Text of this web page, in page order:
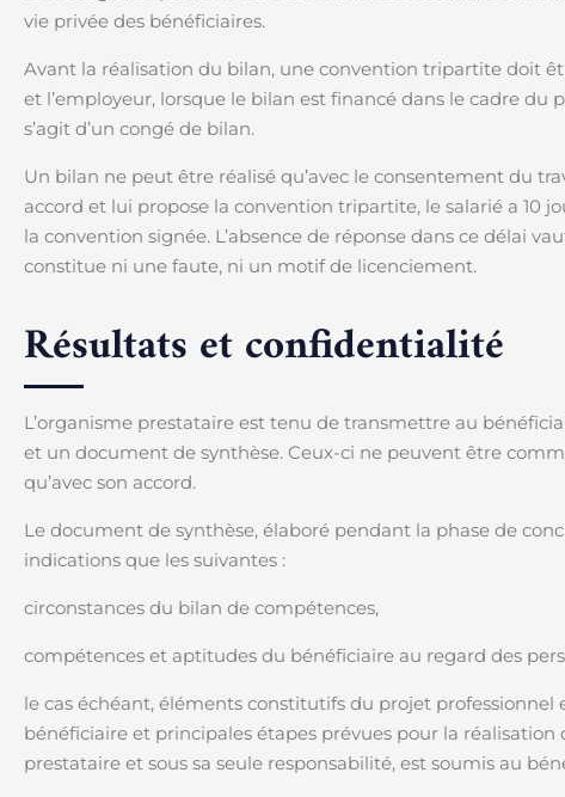
vie privée des bénéficiaires.
Avant la réalisation du bilan, une convention tripartite doit
et l’employeur, lorsque le bilan est financé dans le cadre du
s’agit d’un congé de bilan.
Un bilan ne peut être réalisé qu’avec le consentement du
accord et lui propose la convention tripartite, le salarié a 10
la convention signée. L’absence de réponse dans ce délai
constitue ni une faute, ni un motif de licenciement.
Résultats et confidentialité
L’organisme prestataire est tenu de transmettre au
et un document de synthèse. Ceux-ci ne peuvent être
qu’avec son accord.
Le document de synthèse, élaboré pendant la phase de
indications que les suivantes :
circonstances du bilan de compétences,
compétences et aptitudes du bénéficiaire au regard des
le cas échéant, éléments constitutifs du projet
bénéficiaire et principales étapes prévues pour la
prestataire et sous sa seule responsabilité, est soumis au